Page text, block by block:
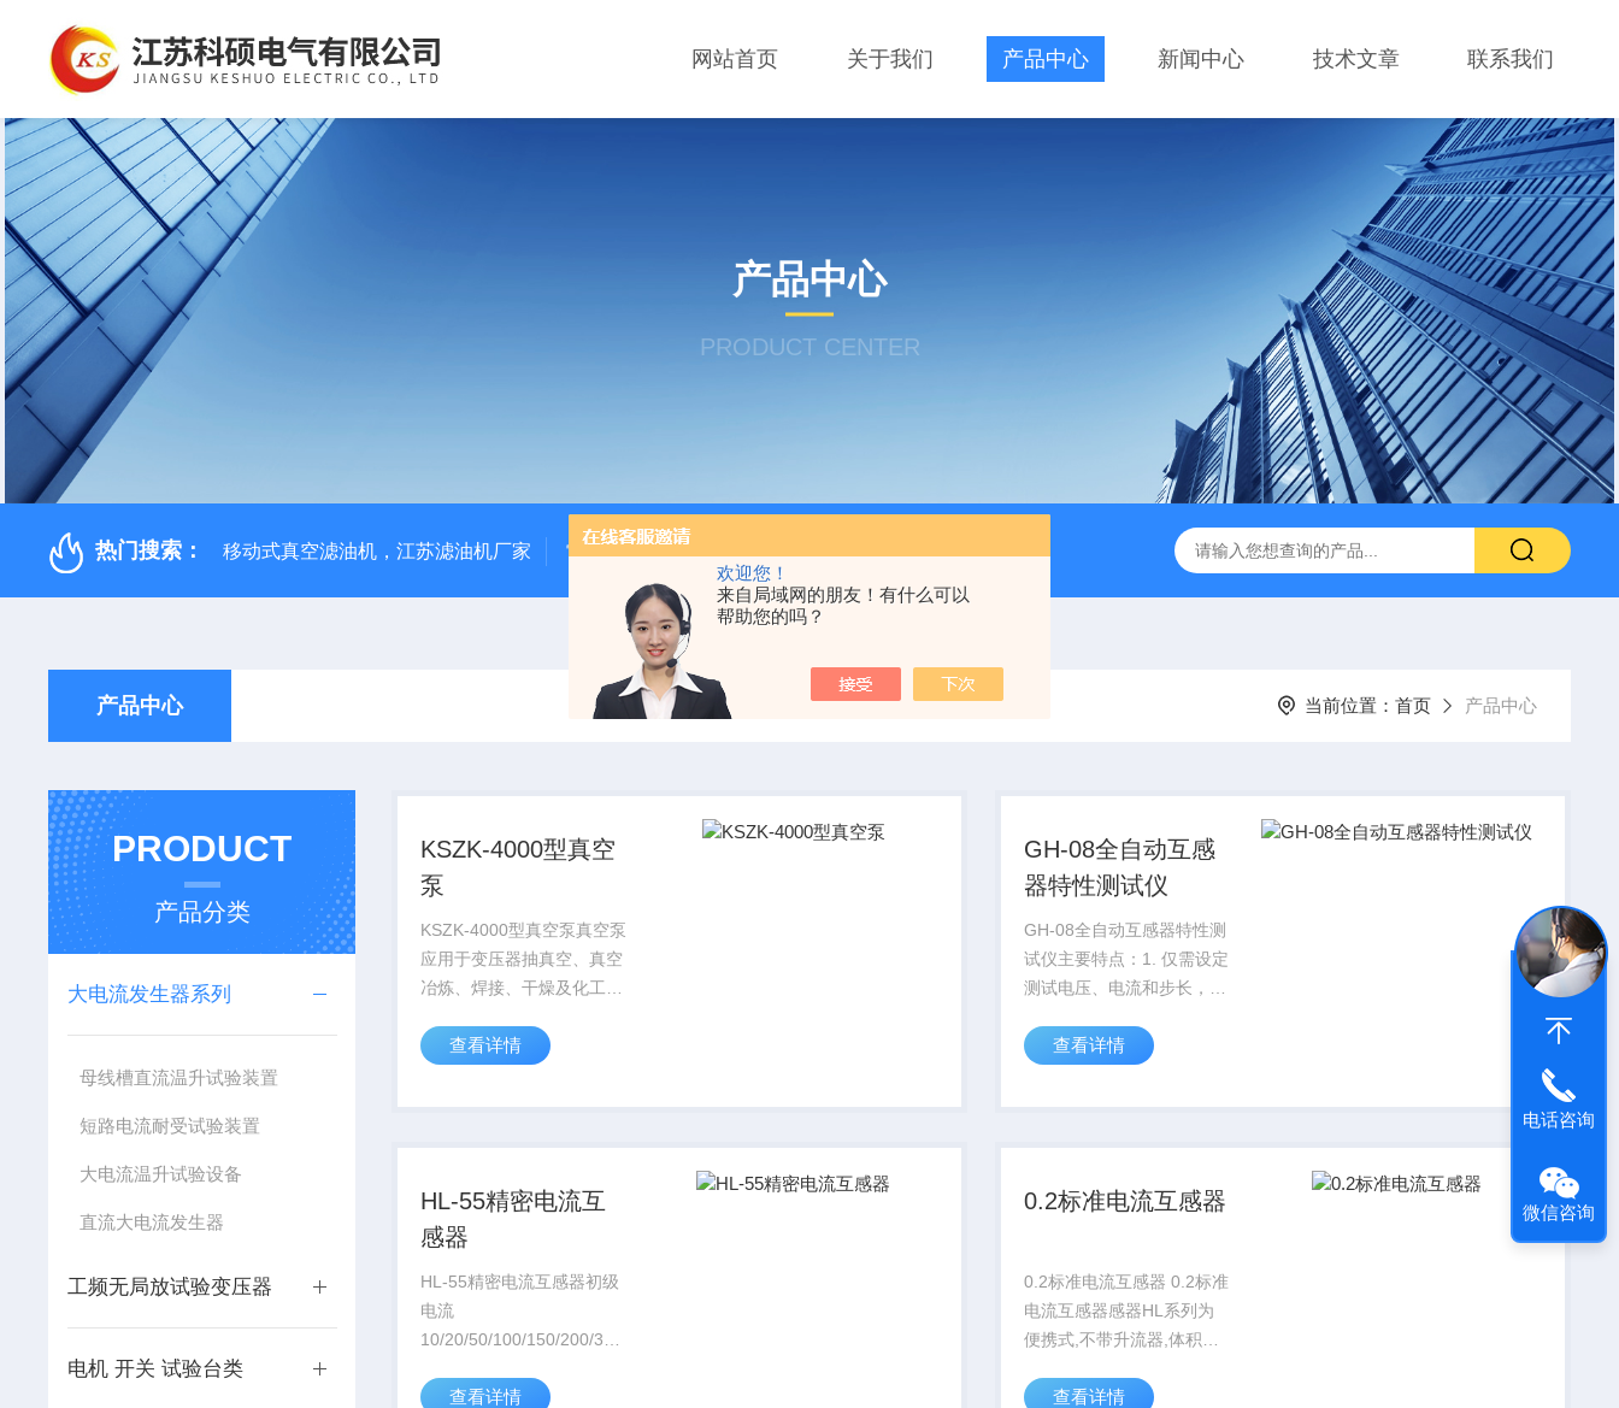
欢迎您！
来自局域网的朋友！有什么可以
帮助您的吗？
网站首页 关于我们 产品中心 新闻中心 技术文章 联系我们
产品中心
PRODUCT CENTER
热门搜索： 移动式真空滤油机，江苏滤油机厂家 雷电冲击发生器 复合绝缘子拉力试验机 矿用电缆打压设备 超低频耐
产品中心 当前位置： 首页 产品中心
PRODUCT
产品分类
大电流发生器系列
母线槽直流温升试验装置
短路电流耐受试验装置
大电流温升试验设备
直流大电流发生器
工频无局放试验变压器
电机 开关 试验台类
KSZK-4000型真空
泵
KSZK-4000型真空泵真空泵
应用于变压器抽真空、真空
冶炼、焊接、干燥及化工制
为抽真空用，本机组的工作
到的极限真空为5Pa。具有
查看详情
GH-08全自动互感
器特性测试仪
GH-08全自动互感器特性测
试仪主要特点：1. 仅需设定
测试电压、电流和步长，装
安特性测试曲线描绘出来，
描曲线等烦琐劳动。快捷、
查看详情
HL-55精密电流互
感器
HL-55精密电流互感器初级
电流
10/20/50/100/150/200/300/600（A），
≤500V，工作频率50Hz，
查看详情
0.2标准电流互感器
0.2标准电流互感器 0.2标准
电流互感器感器HL系列为
便携式,不带升流器,体积小,
列自带升流器,接线简便,适
查看详情
电话咨询
微信咨询